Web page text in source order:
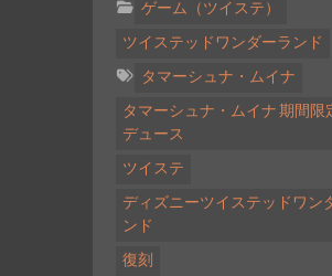
ゲーム（ツイステ）
ツイステッドワンダーランド
タマーシュナ・ムイナ
タマーシュナ・ムイナ 期間限
デュース
ツイステ
ディズニーツイステッドワン
ンド
復刻